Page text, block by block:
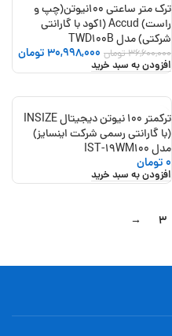
ترک متر ساعتی 100نیوتن(چپ و
راست) Accud (اکود با گارانتی
شرکتی) مدل TWD100B
36,600,000تومان 30,998,000تومان
افزودن به سبد خرید
ترکمتر 100 نیوتن دیجیتال INSIZE
(با گارانتی رسمی شرکت اینسایز)
مدل IST-19WM100
0تومان
افزودن به سبد خرید
3
→